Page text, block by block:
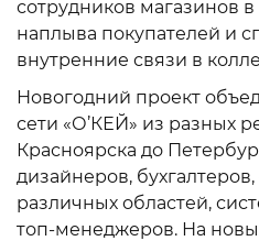
сотрудников магазинов
наплыва покупателей и
внутренние связи в
Новогодний проект
сети «О’КЕЙ» из разных
Красноярска до
дизайнеров,
различных областей,
топ-менеджеров. На